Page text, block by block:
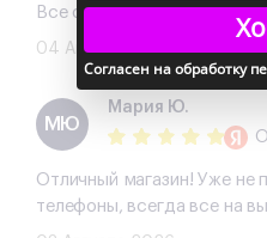
Все отлично, хороший
04 Августа 2026
МЮ
Мария Ю.
Отличный магазин! Уже не
телефоны, всегда все на
Согласен на обработку